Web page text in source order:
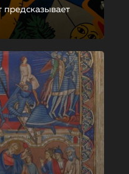
предсказывает